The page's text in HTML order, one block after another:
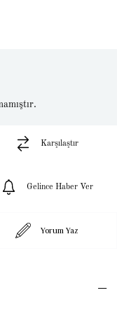
Karşılaştır
Gelince Haber Ver
Yorum Yaz